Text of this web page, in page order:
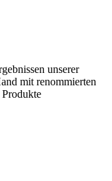
unserer
mit renommierten